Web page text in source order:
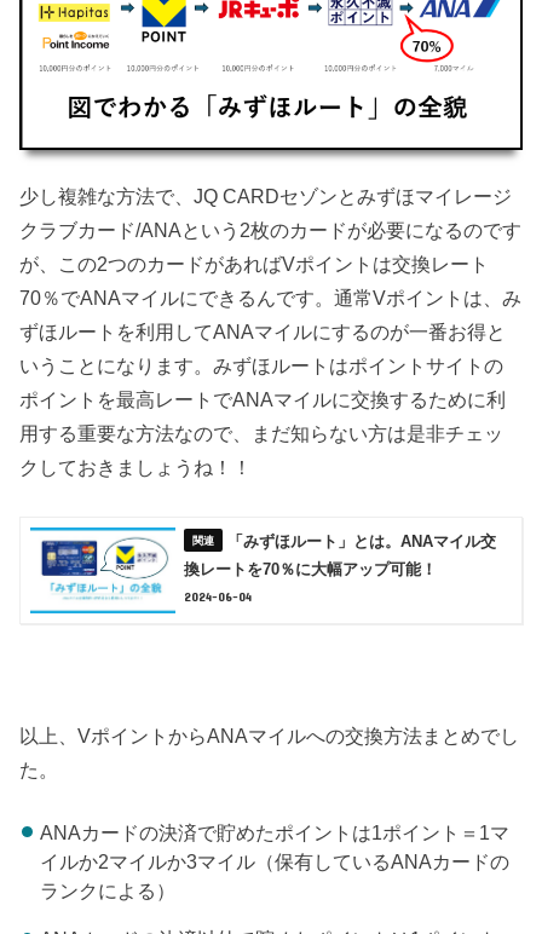
少し複雑な方法で、JQ CARDセゾンとみずほマイレージ
クラブカード/ANAという2枚のカードが必要になるのです
が、この2つのカードがあればVポイントは交換レート
70％でANAマイルにできるんです。通常Vポイントは、み
ずほルートを利用してANAマイルにするのが一番お得と
いうことになります。みずほルートはポイントサイトの
ポイントを最高レートでANAマイルに交換するために利
用する重要な方法なので、まだ知らない方は是非チェッ
クしておきましょうね！！
「みずほルート」とは。ANAマイル交
換レートを70％に大幅アップ可能！
2024-06-04
以上、VポイントからANAマイルへの交換方法まとめでし
た。
ANAカードの決済で貯めたポイントは1ポイント＝1マ
イルか2マイルか3マイル（保有しているANAカードの
ランクによる）